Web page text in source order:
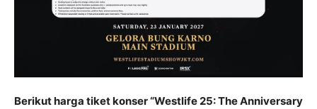
Berikut harga tiket konser “Westlife 25: The Anniversary